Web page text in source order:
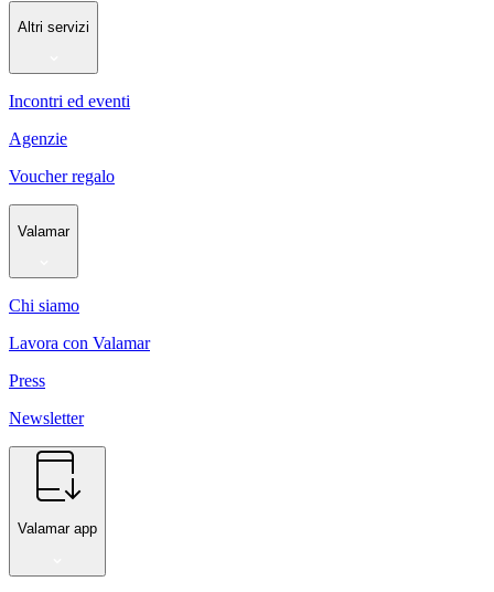
Altri servizi
Incontri ed eventi
Agenzie
Voucher regalo
Valamar
Chi siamo
Lavora con Valamar
Press
Newsletter
Valamar app